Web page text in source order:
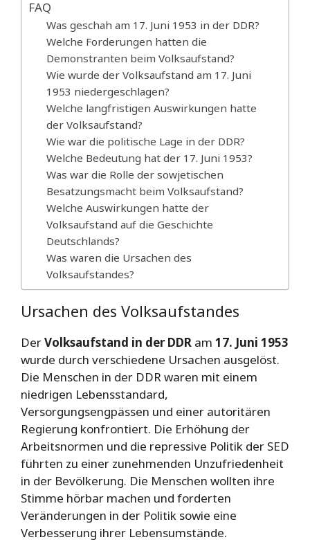
FAQ
Was geschah am 17. Juni 1953 in der DDR?
Welche Forderungen hatten die
Demonstranten beim Volksaufstand?
Wie wurde der Volksaufstand am 17. Juni
1953 niedergeschlagen?
Welche langfristigen Auswirkungen hatte
der Volksaufstand?
Wie war die politische Lage in der DDR?
Welche Bedeutung hat der 17. Juni 1953?
Was war die Rolle der sowjetischen
Besatzungsmacht beim Volksaufstand?
Welche Auswirkungen hatte der
Volksaufstand auf die Geschichte
Deutschlands?
Was waren die Ursachen des
Volksaufstandes?
Ursachen des Volksaufstandes
DerVolksaufstand in der DDR am 17. Juni 1953
wurde durch verschiedene Ursachen ausgelöst.
Die Menschen in der DDR waren mit einem
niedrigen Lebensstandard,
Versorgungsengpässen und einer autoritären
Regierung konfrontiert. Die Erhöhung der
Arbeitsnormen und die repressive Politik der SED
führten zu einer zunehmenden Unzufriedenheit
in der Bevölkerung. Die Menschen wollten ihre
Stimme hörbar machen und forderten
Veränderungen in der Politik sowie eine
Verbesserung ihrer Lebensumstände.